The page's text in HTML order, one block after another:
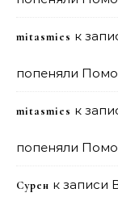
mitasmies к
попеняли
mitasmies к
попеняли
Сурен к записи